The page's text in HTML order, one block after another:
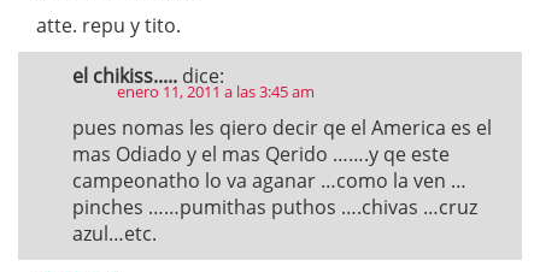
atte. repu y tito.
el chikiss..... dice:
enero 11, 2011 a las 3:45 am
pues nomas les qiero decir qe el America es el
mas Odiado y el mas Qerido …….y qe este
campeonatho lo va aganar …como la ven …
pinches ……pumithas puthos ….chivas …cruz
azul…etc.